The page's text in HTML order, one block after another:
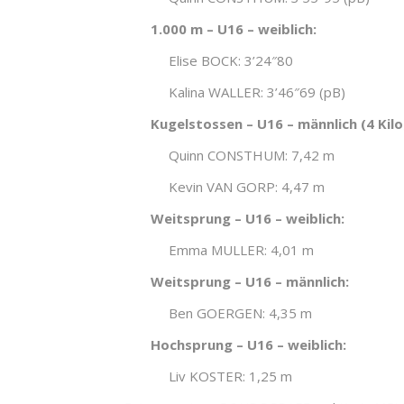
1.000 m – U16 – weiblich:
Elise BOCK: 3’24″80
Kalina WALLER: 3’46″69 (pB)
Kugelstossen – U16 – männlich (4
Quinn CONSTHUM: 7,42 m
Kevin VAN GORP: 4,47 m
Weitsprung – U16 – weiblich:
Emma MULLER: 4,01 m
Weitsprung – U16 – männlich:
Ben GOERGEN: 4,35 m
Hochsprung – U16 – weiblich:
Liv KOSTER: 1,25 m